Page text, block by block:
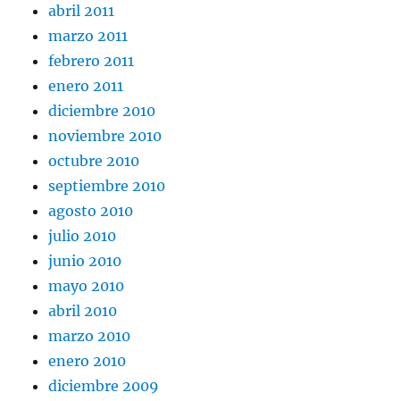
abril 2011
marzo 2011
febrero 2011
enero 2011
diciembre 2010
noviembre 2010
octubre 2010
septiembre 2010
agosto 2010
julio 2010
junio 2010
mayo 2010
abril 2010
marzo 2010
enero 2010
diciembre 2009